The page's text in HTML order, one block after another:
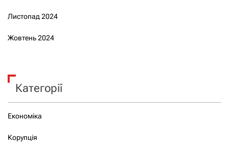
Листопад 2024
Жовтень 2024
Категорії
Економіка
Корупція